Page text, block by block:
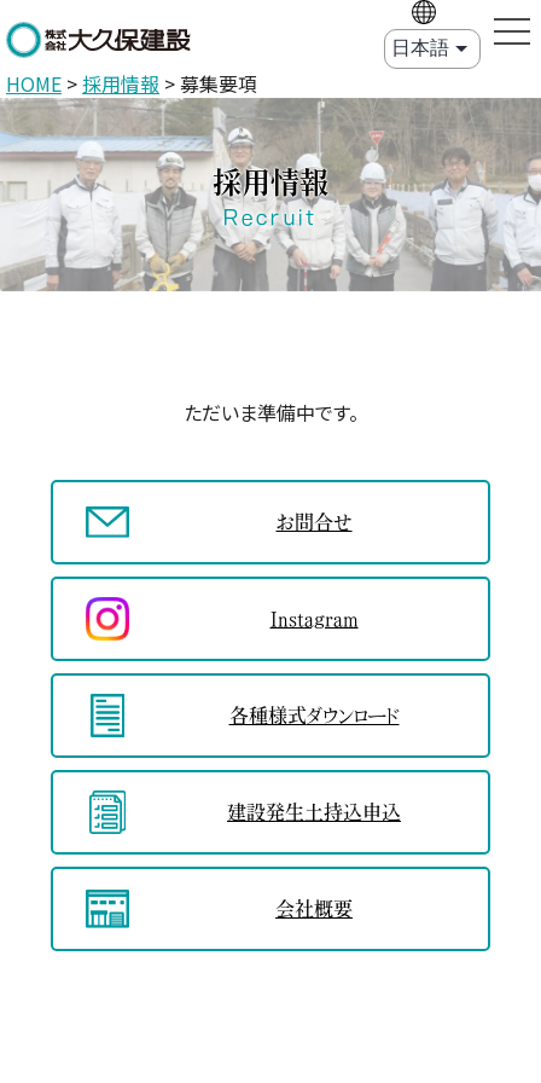
HOME >採用情報 >募集要項
採用情報
Recruit
ただいま準備中です。
お問合せ
Instagram
各種様式ダウンロード
建設発生土持込申込
会社概要